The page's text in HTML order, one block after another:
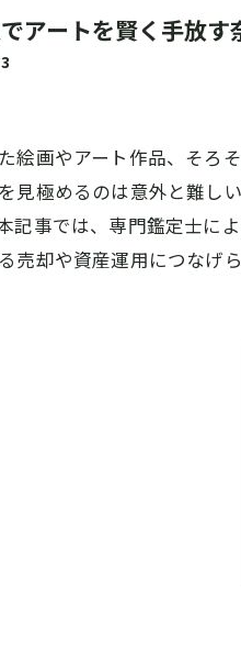
アートを賢く手放
絵画やアート作品、そろ
見極めるのは意外と難し
記事では、専門鑑定士に
売却や資産運用につなげ